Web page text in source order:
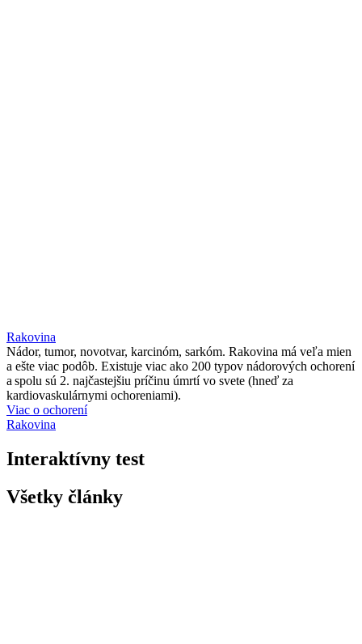
Rakovina
Nádor, tumor, novotvar, karcinóm, sarkóm. Rakovina má veľa mien
a ešte viac podôb. Existuje viac ako 200 typov nádorových ochorení
a spolu sú 2. najčastejšiu príčinu úmrtí vo svete (hneď za
kardiovaskulárnymi ochoreniami).
Viac o ochorení
Rakovina
Interaktívny test
Všetky články